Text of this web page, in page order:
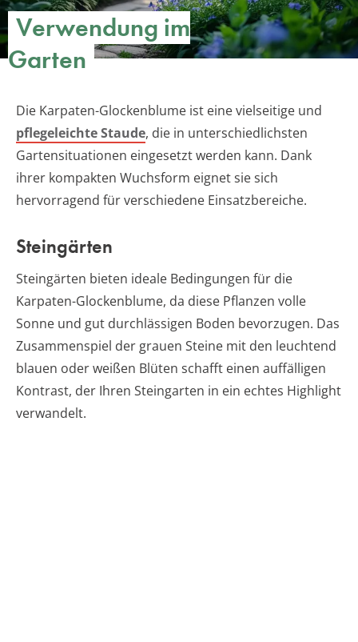
Verwendung im
Garten
Die Karpaten-Glockenblume ist eine vielseitige und
pflegeleichte Staude, die in unterschiedlichsten
Gartensituationen eingesetzt werden kann. Dank
ihrer kompakten Wuchsform eignet sie sich
hervorragend für verschiedene Einsatzbereiche.
Steingärten
Steingärten bieten ideale Bedingungen für die
Karpaten-Glockenblume, da diese Pflanzen volle
Sonne und gut durchlässigen Boden bevorzugen. Das
Zusammenspiel der grauen Steine mit den leuchtend
blauen oder weißen Blüten schafft einen auffälligen
Kontrast, der Ihren Steingarten in ein echtes Highlight
verwandelt.